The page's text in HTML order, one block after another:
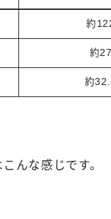
約
約
約
んな感じです。